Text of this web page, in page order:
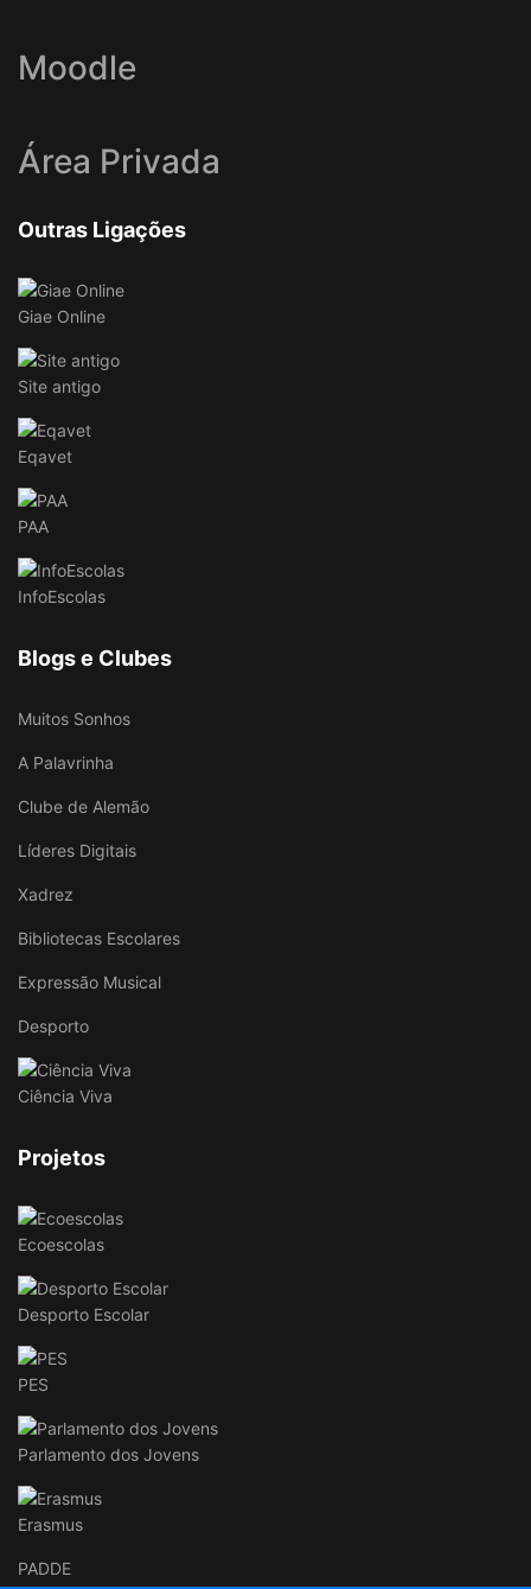
Moodle
Área Privada
Outras Ligações
Giae Online
Site antigo
Eqavet
PAA
InfoEscolas
Blogs e Clubes
Muitos Sonhos
A Palavrinha
Clube de Alemão
Líderes Digitais
Xadrez
Bibliotecas Escolares
Expressão Musical
Desporto
Ciência Viva
Projetos
Ecoescolas
Desporto Escolar
PES
Parlamento dos Jovens
Erasmus
PADDE